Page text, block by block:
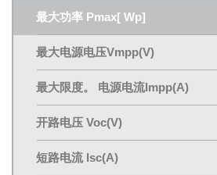
最大功率 Pmax[ Wp]
最大电源电压Vmpp(V)
最大限度。 电源电流lmpp(A)
开路电压 Voc(V)
短路电流 lsc(A)